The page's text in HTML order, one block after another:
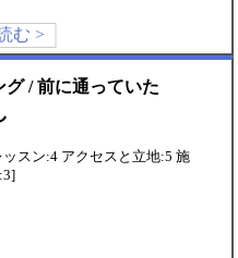
かもフレンドリーな方ばか
子供から60代まで親切に
いです。途中で買い物も楽
グ / 前に通っていた
スン:4 アクセスと立地:5 施